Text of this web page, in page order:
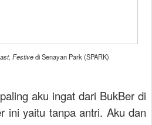
Festivedi Senayan Park (SPARK)
aku ingat dari BukBer di
ini yaitu tanpa antri. Aku dan